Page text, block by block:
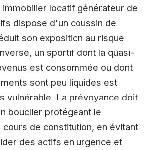
immobilier locatif générateur de
dispose d'un coussin de
son exposition au risque
un sportif dont la quasi-
est consommée ou dont
sont peu liquides est
vulnérable. La prévoyance doit
bouclier protégeant le
cours de constitution, en évitant
des actifs en urgence et